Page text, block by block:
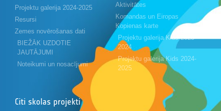
Projektu galerija 2024-2025
Resursi
Zemes novērošanas dati
BIEŽĀK UZDOTIE
JAUTĀJUMI
Noteikumi un nosacījumi
Aktivitātes
Komandas un Eiropas
Kopienas karte
Projektu galerija Kids 2023-
2024
Projektu galerija Kids 2024-
2025
Citi skolas projekti